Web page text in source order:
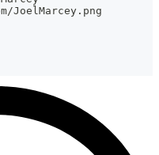
JoelMarcey.png